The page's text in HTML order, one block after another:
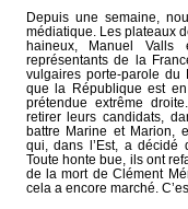
Depuis une semaine,
médiatique. Les plateaux
haineux, Manuel
représentants de la
vulgaires porte-parole du
que la République est
prétendue extrême
retirer leurs candidats,
battre Marine et Marion,
qui, dans l’Est, a décidé
Toute honte bue, ils ont
de la mort de Clément
cela a encore marché.